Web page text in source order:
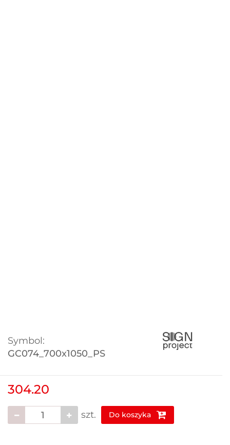
Symbol:
GC074_700x1050_PS
304.20
szt. Do koszyka